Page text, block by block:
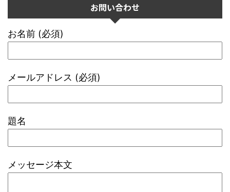
お問い合わせ
お名前 (必須)
メールアドレス (必須)
題名
メッセージ本文